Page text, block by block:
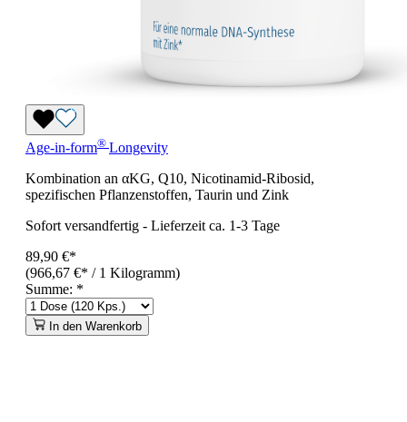
Age-in-form® Longevity
Kombination an αKG, Q10, Nicotinamid-Ribosid,
spezifischen Pflanzenstoffen, Taurin und Zink
Sofort versandfertig - Lieferzeit ca. 1-3 Tage
89,90 €*
(966,67 €* / 1 Kilogramm)
Summe: *
In den Warenkorb